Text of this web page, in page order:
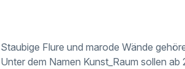
Staubige Flure und marode Wände
Unter dem Namen Kunst_Raum sollen